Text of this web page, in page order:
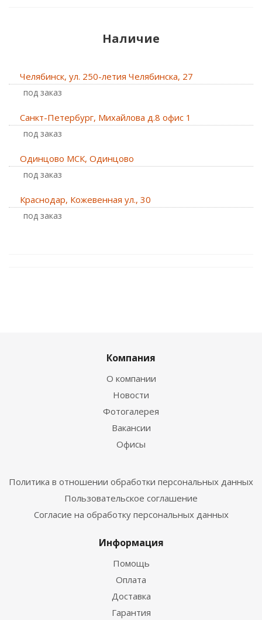
Наличие
Челябинск, ул. 250-летия Челябинска, 27
Под заказ
Санкт-Петербург, Михайлова д.8 офис 1
Под заказ
Одинцово МСК, Одинцово
Под заказ
Краснодар, Кожевенная ул., 30
Под заказ
Компания
О компании
Новости
Фотогалерея
Вакансии
Офисы
Политика в отношении обработки персональных данных
Пользовательское соглашение
Согласие на обработку персональных данных
Информация
Помощь
Оплата
Доставка
Гарантия